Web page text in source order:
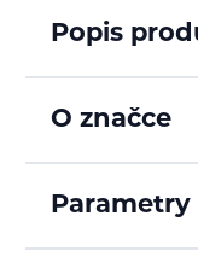
Popis
O značce
Parametry